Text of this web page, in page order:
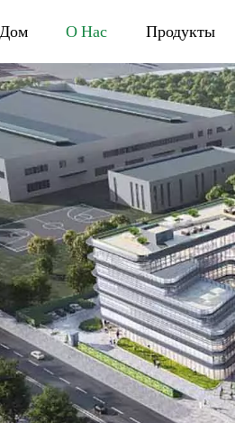
Дом О Нас Продукты